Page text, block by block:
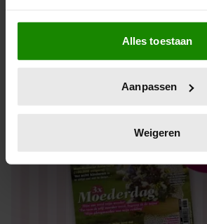
Als u het toestaat, willen we ook graag:
Informatie verzamelen over uw
die tot een paar meter
op specifieke eigenschappen
verwerkt en stel uw voorkeuren in het
intrekken in de Cookieverklaring.
We gebruiken cookies om content en
personaliseren, om functies voor
Alles toestaan
Aanpassen
Weigeren